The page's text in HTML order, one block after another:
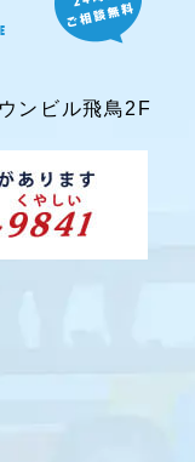
ンビル飛鳥2F